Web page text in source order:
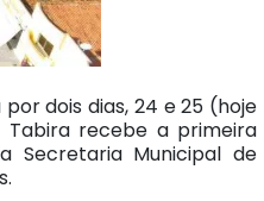
dois dias, 24 e 25 (hoje
Tabira recebe a primeira
Secretaria Municipal de